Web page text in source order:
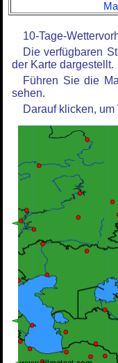
10-Tage-
Die verfügbaren
der Karte dargestellt.
Führen Sie die
sehen.
Darauf klicken,